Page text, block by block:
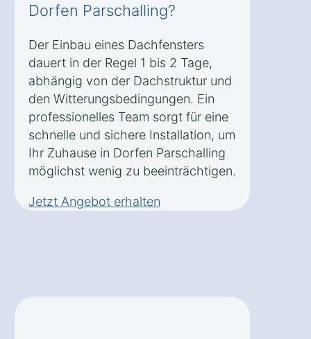
Dorfen Parschalling?
Der Einbau eines Dachfensters
dauert in der Regel 1 bis 2 Tage,
abhängig von der Dachstruktur und
den Witterungsbedingungen. Ein
professionelles Team sorgt für eine
schnelle und sichere Installation, um
Ihr Zuhause in Dorfen Parschalling
möglichst wenig zu beeinträchtigen.
Jetzt Angebot erhalten